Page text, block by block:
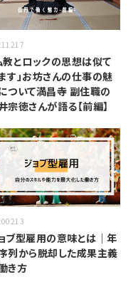
教とロックの思想は似て
す」お坊さんの仕事の魅
ついて満昌寺 副住職の
宗徳さんが語る【前編】
ブ型雇用の意味とは｜年
列から脱却した成果主義
き方